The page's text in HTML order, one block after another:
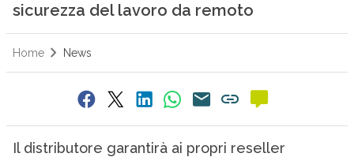
sicurezza del lavoro da remoto
Home News
Il distributore garantirà ai propri reseller